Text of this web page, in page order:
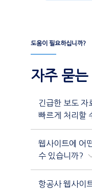
도움이 필요하십니까?
자주 묻는
긴급한 보도 자
빠르게 처리할
웹사이트에 어
수 있습니까?
항공사 웹사이